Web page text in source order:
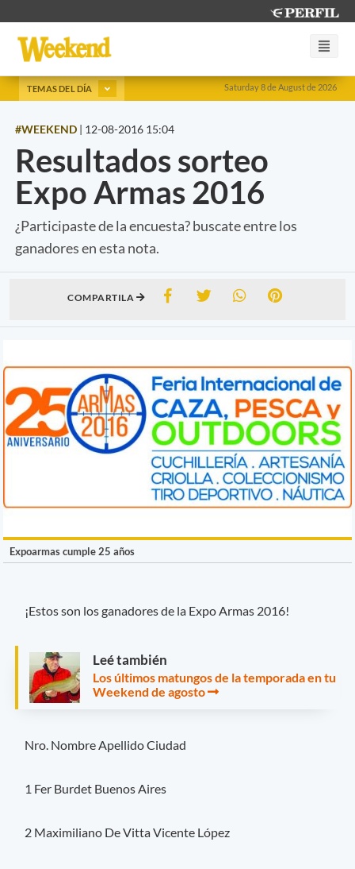
Saturday 8 de August de 2026
TEMAS DEL DÍA
#WEEKEND | 12-08-2016 15:04
Resultados sorteo
Expo Armas 2016
¿Participaste de la encuesta? buscate entre los
ganadores en esta nota.
COMPARTILA
Expoarmas cumple 25 años
¡Estos son los ganadores de la Expo Armas 2016!
Leé también
Los últimos matungos de la temporada en tu
Weekend de agosto
Nro. Nombre Apellido Ciudad
1 Fer Burdet Buenos Aires
2 Maximiliano De Vitta Vicente López